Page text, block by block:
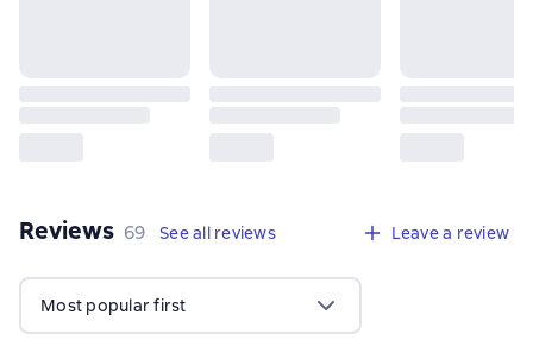
Reviews 69 reviews
69 See all reviews Leave a review
Most popular first